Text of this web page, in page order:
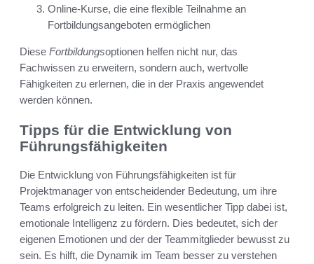
Online-Kurse, die eine flexible Teilnahme an
Fortbildungsangeboten ermöglichen
Diese Fortbildungsoptionen helfen nicht nur, das
Fachwissen zu erweitern, sondern auch, wertvolle
Fähigkeiten zu erlernen, die in der Praxis angewendet
werden können.
Tipps für die Entwicklung von
Führungsfähigkeiten
Die Entwicklung von Führungsfähigkeiten ist für
Projektmanager von entscheidender Bedeutung, um ihre
Teams erfolgreich zu leiten. Ein wesentlicher Tipp dabei ist,
emotionale Intelligenz zu fördern. Dies bedeutet, sich der
eigenen Emotionen und der der Teammitglieder bewusst zu
sein. Es hilft, die Dynamik im Team besser zu verstehen